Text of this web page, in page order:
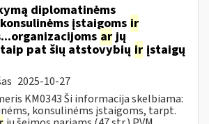
diplomatinėms
įstaigoms ir
arjų
pat šių atstovybių ir įstaigų
2025-10-27
KM0343 Ši informacija skelbiama:
konsulinėms įstaigoms, tarpt.